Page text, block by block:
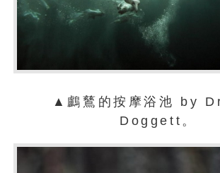
▲鸕鶿的按摩浴池 by
Doggett。